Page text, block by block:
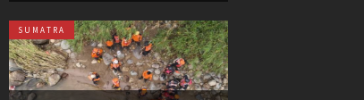
SUMATRA